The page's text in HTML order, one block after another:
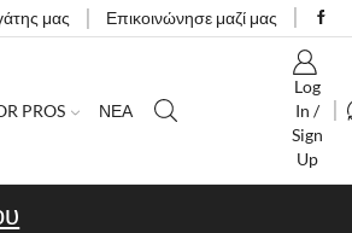
μας Επικοινώνησε μαζί μας
PROS ΝΕΑ
Log
In /
Sign
Up